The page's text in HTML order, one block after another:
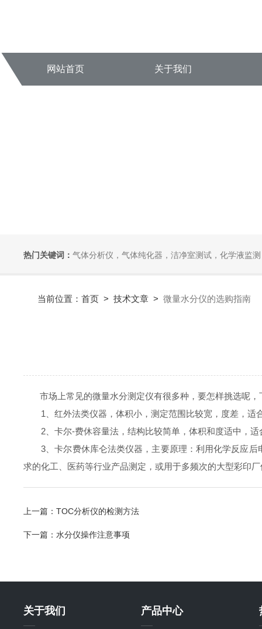
网站首页 关于我们
热门关键词： 气体分析仪，气体纯化器，洁净室测试，化学液监
当前位置： 首页 > 技术文章 > 微量水分仪的选购指南
市场上常见的微量水分测定仪有很多种，要怎样挑选呢
1、红外法类仪器，体积小，测定范围比较宽，度差，适
2、卡尔-费休容量法，结构比较简单，体积和度适中，适
3、卡尔费休库仑法类仪器，主要原理：利用化学反应后
求的化工、医药等行业产品测定，或用于多频次的大型彩印
上一篇： TOC分析仪的检测方法
下一篇： 水分仪操作注意事项
关于我们 产品中心